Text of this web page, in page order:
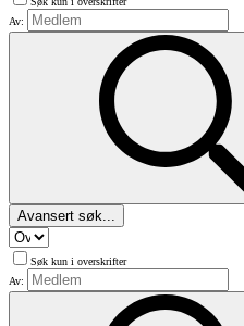
Av:
Avansert søk...
Søk kun i overskrifter
Av: